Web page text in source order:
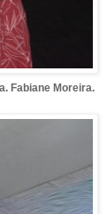
Fabiane Moreira.